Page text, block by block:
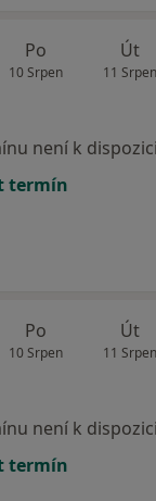
Po
10 Srpen
Út
11 Srpen
není k dispozici
termín
Po
10 Srpen
Út
11 Srpen
není k dispozici
termín